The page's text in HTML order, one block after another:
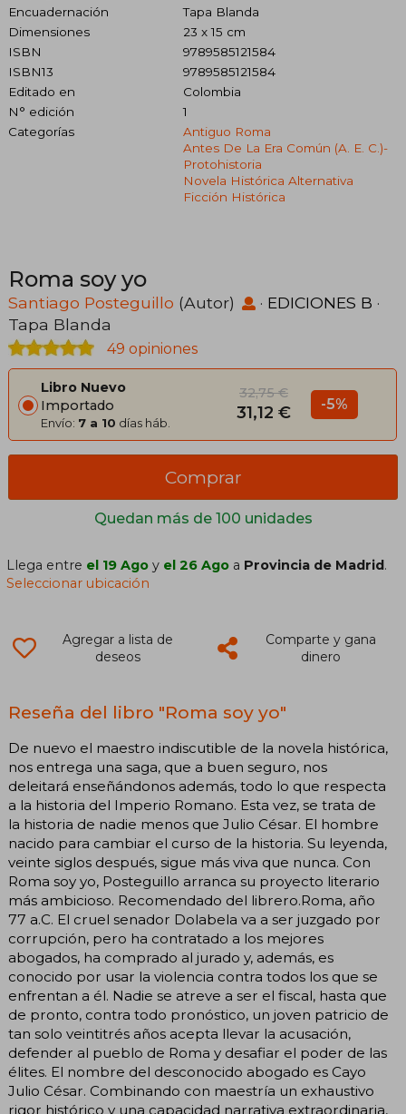
Encuadernación
Tapa Blanda
Dimensiones
23 x 15 cm
ISBN
9789585121584
ISBN13
9789585121584
Editado en
Colombia
N° edición
1
Categorías
Antiguo Roma
Antes De La Era Común (a. E. C.)-
Protohistoria
Novela Histórica Alternativa
Ficción Histórica
Roma soy yo
Santiago Posteguillo (Autor) · EDICIONES B ·
Tapa Blanda
49 opiniones
Libro Nuevo
Importado
Envío: 7 a 10 días háb.
32,75 €
31,12 € -5%
Quedan más de 100 unidades
Comprar
Llega entre el 19 Ago y el 26 Ago a Provincia de Madrid.
Seleccionar ubicación
Agregar a lista de
deseos
Comparte y gana
dinero
Reseña del libro "Roma soy yo"
De nuevo el maestro indiscutible de la novela histórica,
nos entrega una saga, que a buen seguro, nos
deleitará enseñándonos además, todo lo que respecta
a la historia del Imperio Romano. Esta vez, se trata de
la historia de nadie menos que Julio César. El hombre
nacido para cambiar el curso de la historia. Su leyenda,
veinte siglos después, sigue más viva que nunca. Con
Roma soy yo, Posteguillo arranca su proyecto literario
más ambicioso. Recomendado del librero.Roma, año
77 a.C. El cruel senador Dolabela va a ser juzgado por
corrupción, pero ha contratado a los mejores
abogados, ha comprado al jurado y, además, es
conocido por usar la violencia contra todos los que se
enfrentan a él. Nadie se atreve a ser el fiscal, hasta que
de pronto, contra todo pronóstico, un joven patricio de
tan solo veintitrés años acepta llevar la acusación,
defender al pueblo de Roma y desafiar el poder de las
élites. El nombre del desconocido abogado es Cayo
Julio César. Combinando con maestría un exhaustivo
rigor histórico y una capacidad narrativa extraordinaria,